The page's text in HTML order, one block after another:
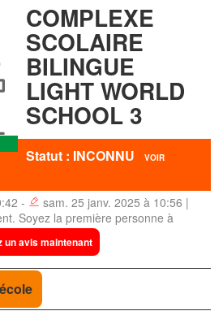
COMPLEXE
SCOLAIRE
BILINGUE
LIGHT WORLD
SCHOOL 3
Statut : INCONNU
VOIR
-
sam. 25 janv. 2025 à 10:56 |
Soyez la première personne à
un avis maintenant